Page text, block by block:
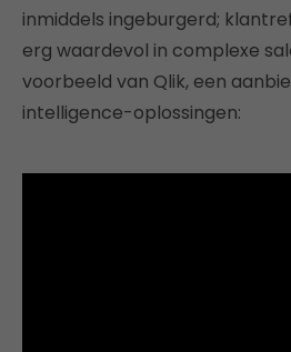
inmiddels ingeburgerd;
erg waardevol in complexe
voorbeeld van Qlik, een
intelligence-oplossingen: